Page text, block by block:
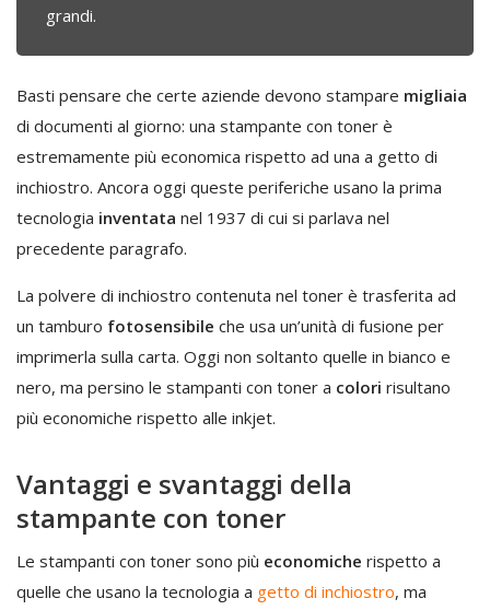
grandi.
Basti pensare che certe aziende devono stampare migliaia
di documenti al giorno: una stampante con toner è
estremamente più economica rispetto ad una a getto di
inchiostro. Ancora oggi queste periferiche usano la prima
tecnologia inventata nel 1937 di cui si parlava nel
precedente paragrafo.
La polvere di inchiostro contenuta nel toner è trasferita ad
un tamburo fotosensibile che usa un’unità di fusione per
imprimerla sulla carta. Oggi non soltanto quelle in bianco e
nero, ma persino le stampanti con toner a colori risultano
più economiche rispetto alle inkjet.
Vantaggi e svantaggi della
stampante con toner
Le stampanti con toner sono più economiche rispetto a
quelle che usano la tecnologia a getto di inchiostro, ma